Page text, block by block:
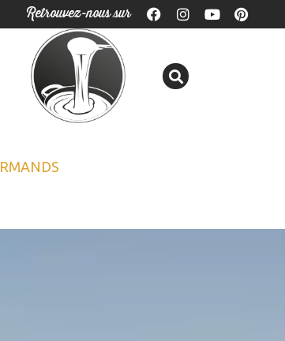
Retrouvez-nous sur